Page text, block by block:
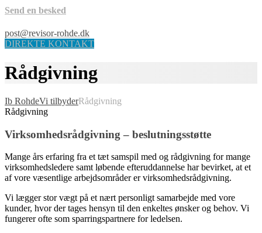
Send en besked
post@revisor-rohde.dk
DIREKTE KONTAKT
Rådgivning
Ib RohdeVi tilbyderRådgivning
Rådgivning
Virksomhedsrådgivning – beslutningsstøtte
Mange års erfaring fra et tæt samspil med og rådgivning for mange
virksomhedsledere samt løbende efteruddannelse har bevirket, at et
af vore væsentlige arbejdsområder er virksomhedsrådgivning.
Vi lægger stor vægt på et nært personligt samarbejde med vore
kunder, hvor der tages hensyn til den enkeltes ønsker og behov. Vi
fungerer ofte som sparringspartnere for ledelsen.